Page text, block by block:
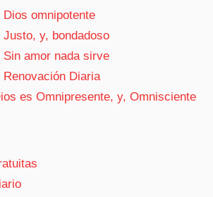
Dios omnipotente
Justo, y, bondadoso
Sin amor nada sirve
Renovación Diaria
es Omnipresente, y, Omnisciente